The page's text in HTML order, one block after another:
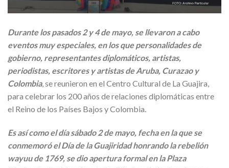
Durante los pasados 2 y 4 de mayo, se llevaron a cabo
eventos muy especiales, en los que personalidades de
gobierno, representantes diplomáticos, artistas,
periodistas, escritores y artistas de Aruba, Curazao y
Colombia, se reunieron en el Centro Cultural de La Guajira,
para celebrar los 200 años de relaciones diplomáticas entre
el Reino de los Países Bajos y Colombia.
Es así como el día sábado 2 de mayo, fecha en la que se
conmemoró el Día de la Guajiridad honrando la rebelión
wayuu de 1769, se dio apertura formal en la Plaza